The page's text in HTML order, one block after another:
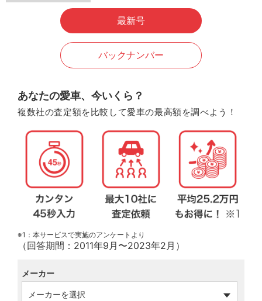
最新号
バックナンバー
あなたの愛車、今いくら？
複数社の査定額を比較して愛車の最高額を調べよう！
※1：本サービスで実施のアンケートより
（回答期間：2011年9月〜2023年2月）
メーカー